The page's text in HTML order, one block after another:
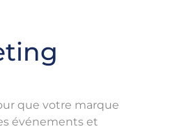
que votre marque
événements et